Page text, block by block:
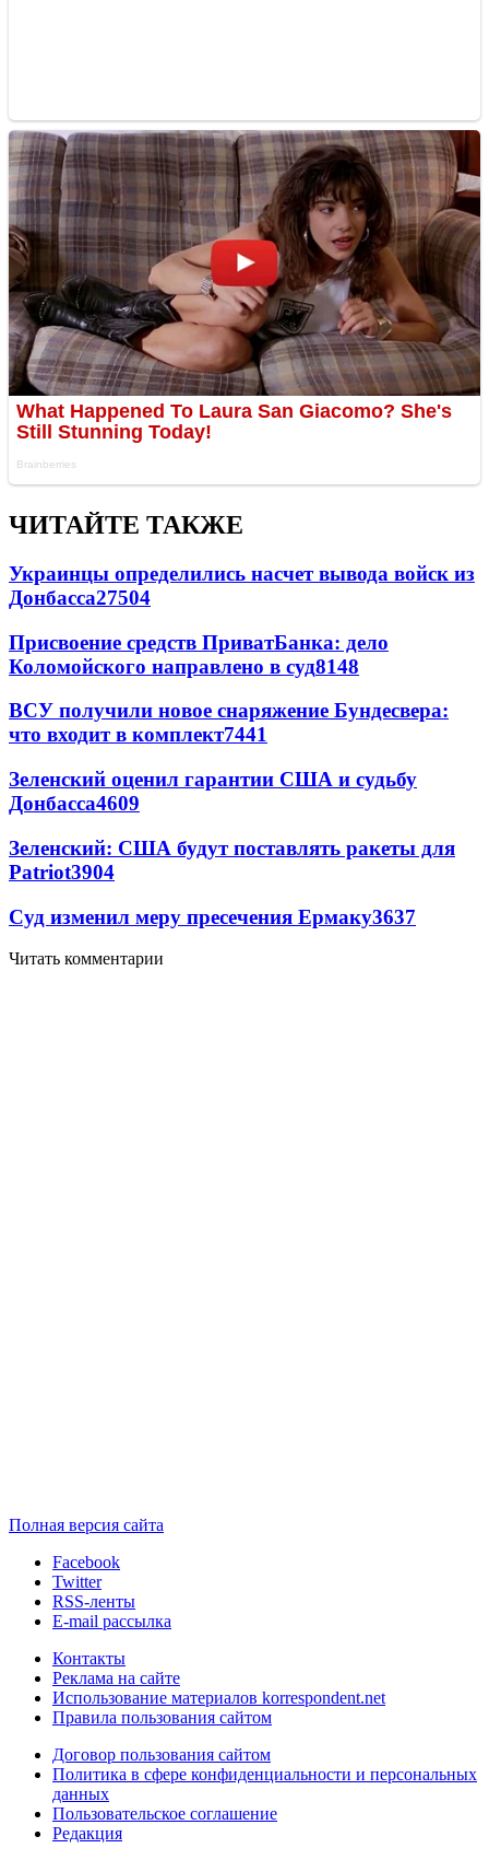
ЧИТАЙТЕ ТАКЖЕ
Украинцы определились насчет вывода войск из
Донбасса27504
Присвоение средств ПриватБанка: дело
Коломойского направлено в суд8148
ВСУ получили новое снаряжение Бундесвера:
что входит в комплект7441
Зеленский оценил гарантии США и судьбу
Донбасса4609
Зеленский: США будут поставлять ракеты для
Patriot3904
Суд изменил меру пресечения Ермаку3637
Читать комментарии
Полная версия сайта
Facebook
Twitter
RSS-ленты
E-mail рассылка
Контакты
Реклама на сайте
Использование материалов korrespondent.net
Правила пользования сайтом
Договор пользования сайтом
Политика в сфере конфиденциальности и персональных
данных
Пользовательское соглашение
Редакция